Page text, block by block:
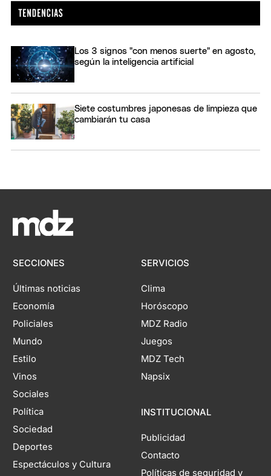
Los 3 signos "con menos suerte" en agosto,
según la inteligencia artificial
Siete costumbres japonesas de limpieza que
cambiarán tu casa
SECCIONES
Últimas noticias
Economía
Policiales
Mundo
Estilo
Vinos
Sociales
Política
Sociedad
Deportes
Espectáculos y Cultura
SERVICIOS
Clima
Horóscopo
MDZ Radio
Juegos
MDZ Tech
Napsix
INSTITUCIONAL
Publicidad
Contacto
Políticas de seguridad y